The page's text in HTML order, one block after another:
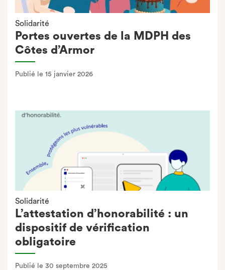
Solidarité
Portes ouvertes de la MDPH des
Côtes d’Armor
Publié le 15 janvier 2026
Solidarité
L’attestation d’honorabilité : un
dispositif de vérification
obligatoire
Publié le 30 septembre 2025